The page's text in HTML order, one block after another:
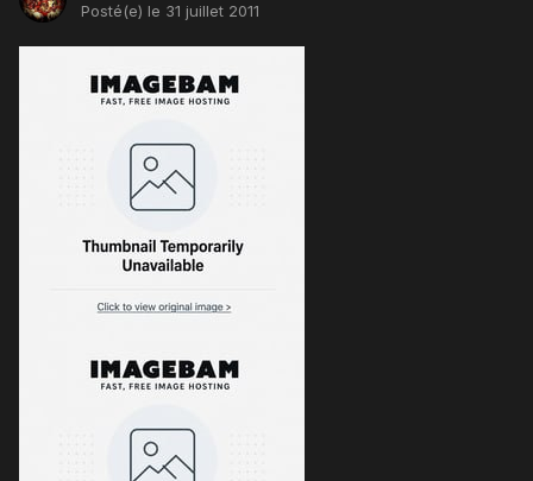
Posté(e) le 31 juillet 2011